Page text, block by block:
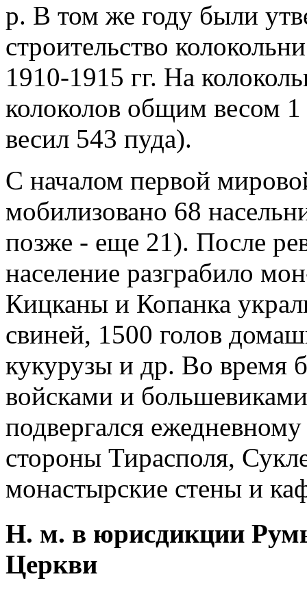
р. В том же году были
строительство
1910-1915 гг. На
колоколов общим весом
весил 543 пуда).
С началом первой
мобилизовано 68
позже - еще 21). После
население разграбило
Кицканы и Копанка
свиней, 1500 голов
кукурузы и др. Во время
войсками и
подвергался
стороны Тирасполя,
монастырские стены и
Н. м. в юрисдикции
Церкви